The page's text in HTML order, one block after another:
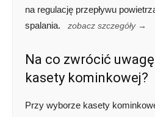
na regulację przepływu
spalania.
zobacz szczegóły →
Na co zwrócić
kasety kominkowej?
Przy wyborze kasety